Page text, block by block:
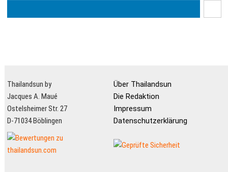
Thailandsun by
Jacques A. Maué
Ostelsheimer Str. 27
D-71034 Böblingen
Über Thailandsun
Die Redaktion
Impressum
Datenschutzerklärung